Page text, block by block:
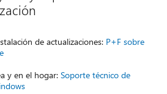
de actualizaciones: P+F sobre
y en el hogar:Soporte técnico de